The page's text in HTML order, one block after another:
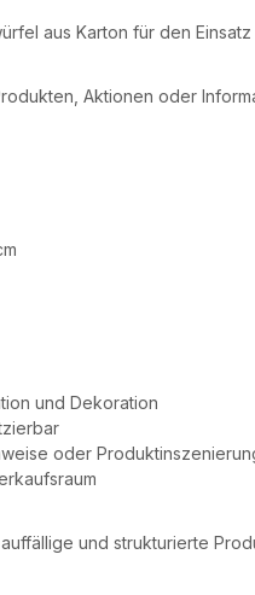
aus Karton für den
Aktionen oder
und Dekoration
oder
und strukturierte